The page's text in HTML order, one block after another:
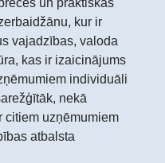
un praktiskas
kur ir
vajadzības, valoda
kas ir izaicinājums
individuāli
nekā
citiem uzņēmumiem
atbalsta